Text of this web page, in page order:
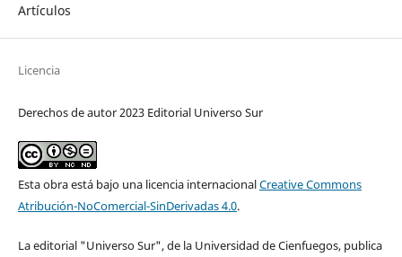
Artículos
Licencia
Derechos de autor 2023 Editorial Universo Sur
Esta obra está bajo una licencia internacionalCreative Commons
Atribución-NoComercial-SinDerivadas 4.0.
La editorial "Universo Sur", de la Universidad de Cienfuegos, publica